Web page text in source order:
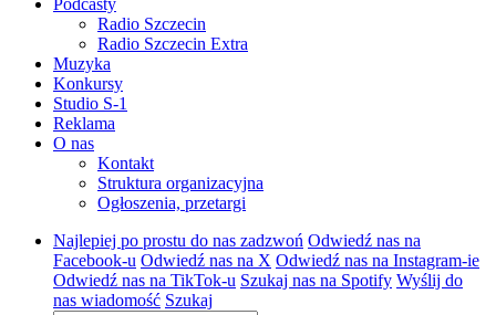
Podcasty
Radio Szczecin
Radio Szczecin Extra
Muzyka
Konkursy
Studio S-1
Reklama
O nas
Kontakt
Struktura organizacyjna
Ogłoszenia, przetargi
Najlepiej po prostu do nas zadzwoń Odwiedź nas na
Facebook-u Odwiedź nas na X Odwiedź nas na Instagram-ie
Odwiedź nas na TikTok-u Szukaj nas na Spotify Wyślij do
nas wiadomość Szukaj